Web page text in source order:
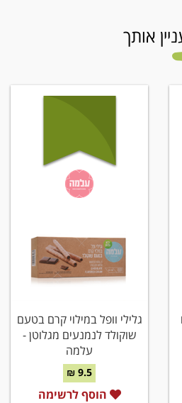
אותך
גלילי וופל במילוי קרם בטעם
שוקולד לנמנעים מגלוטן -
עלמה
9.5 ₪
הוסף לרשימה